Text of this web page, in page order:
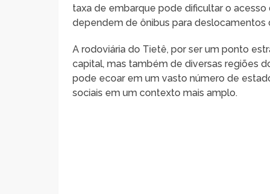
taxa de embarque pode dificultar o
dependem de ônibus para deslocamentos
A rodoviária do Tietê, por ser um ponto
capital, mas também de diversas regiões
pode ecoar em um vasto número de
sociais em um contexto mais amplo.